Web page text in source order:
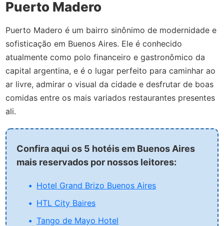
Puerto Madero
Puerto Madero é um bairro sinônimo de modernidade e
sofisticação em Buenos Aires. Ele é conhecido
atualmente como polo financeiro e gastronômico da
capital argentina, e é o lugar perfeito para caminhar ao
ar livre, admirar o visual da cidade e desfrutar de boas
comidas entre os mais variados restaurantes presentes
ali.
Confira aqui os 5 hotéis em Buenos Aires
mais reservados por nossos leitores:
Hotel Grand Brizo Buenos Aires
HTL City Baires
Tango de Mayo Hotel